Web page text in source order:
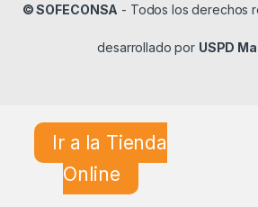
© SOFECONSA - Todos los derechos
desarrollado por USPD
Ir a la Tienda
Online